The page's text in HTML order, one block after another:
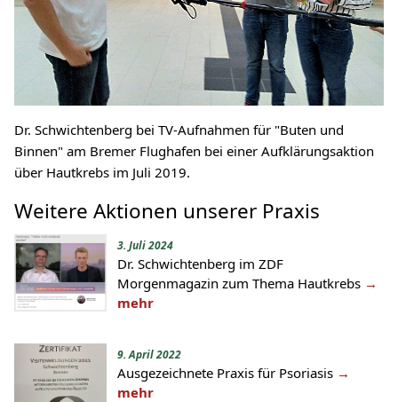
Dr. Schwichtenberg bei TV-Aufnahmen für "Buten und
Binnen" am Bremer Flughafen bei einer Aufklärungsaktion
über Hautkrebs im Juli 2019.
Weitere Aktionen unserer Praxis
3. Juli 2024
Dr. Schwichtenberg im ZDF
Morgenmagazin zum Thema Hautkrebs →
mehr
9. April 2022
Ausgezeichnete Praxis für Psoriasis →
mehr